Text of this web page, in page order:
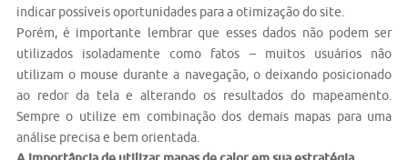
indicar possíveis oportunidades para a otimização do site.
Porém, é importante lembrar que esses dados não podem ser
utilizados isoladamente como fatos – muitos usuários não
utilizam o mouse durante a navegação, o deixando posicionado
ao redor da tela e alterando os resultados do mapeamento.
Sempre o utilize em combinação dos demais mapas para uma
análise precisa e bem orientada.